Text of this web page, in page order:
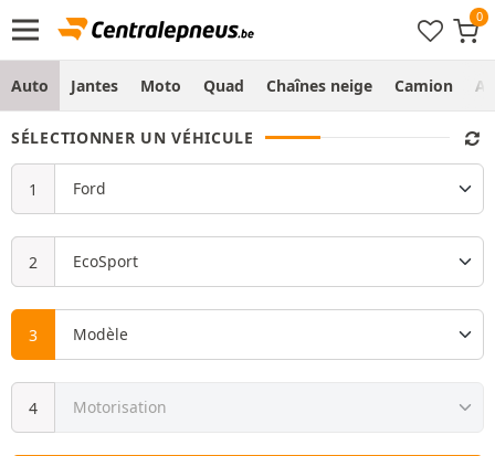
Auto Jantes Moto Quad Chaînes neige Camion
SÉLECTIONNER UN VÉHICULE